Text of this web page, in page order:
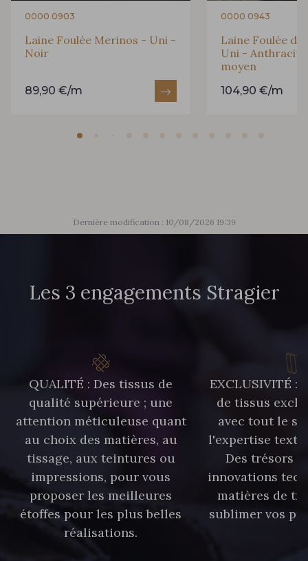
0000 0903
Laine Foulée Merinos - Uni -
Noir
89,90 €/m
0000 0943
Laine Foulée
Uni -
moyen
104,90 €/m
Dernière modification : 10/08/2026 19:39
Les 3 engagements Stragier
QUALITÉ : Des tissus de
qualité supérieure ; une
attention méticuleuse quant
au choix des matières, au
tissage, aux teintures ou
impressions, pour vous
proposer les meilleures
étoffes pour les plus belles
réalisations.
EXCLUSIVITÉ :
de tissus
avec tout le
l'expertise
Des trésors
innovations
matières de
sublimer vos